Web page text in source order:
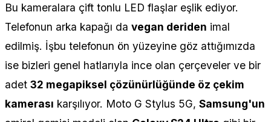
Bu kameralara çift tonlu LED flaşlar eşlik ediyor.
Telefonun arka kapağı da vegan deriden imal
edilmiş. İşbu telefonun ön yüzeyine göz attığımızda
ise bizleri genel hatlarıyla ince olan çerçeveler ve bir
adet 32 megapiksel çözünürlüğünde öz çekim
kamerası karşılıyor. Moto G Stylus 5G, Samsung'un